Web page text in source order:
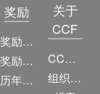
奖励
奖励动态
奖励目录
历年获奖名单
关于
CCF
CCF简介
组织机构